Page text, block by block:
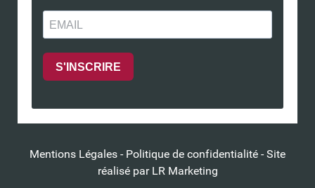
Mentions Légales - Politique de confidentialité - Site
réalisé par LR Marketing